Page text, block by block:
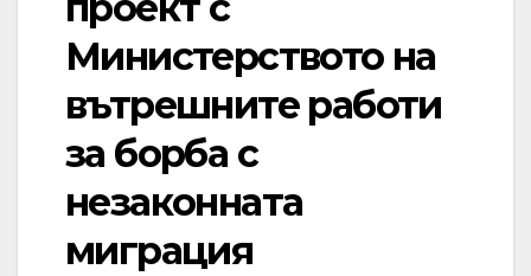
Министерството на
вътрешните работи
за борба с
незаконната
миграция